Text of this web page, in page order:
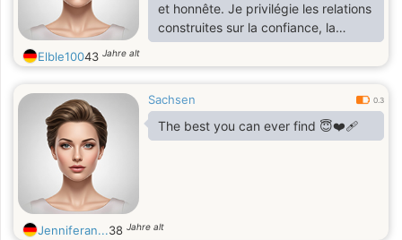
et honnête. Je privilégie les relations
construites sur la confiance, la
communication et la douceur. J’aime
la tranquillité, les moments partagés
savent écouter autant que parler. Si
tu recherches une relation stable et
sincère, je serais heureuse de faire
Elble10043 Jahre alt
Sachsen 0.3
The best you can ever find 😇❤️‍🩹
Jenniferan...38 Jahre alt